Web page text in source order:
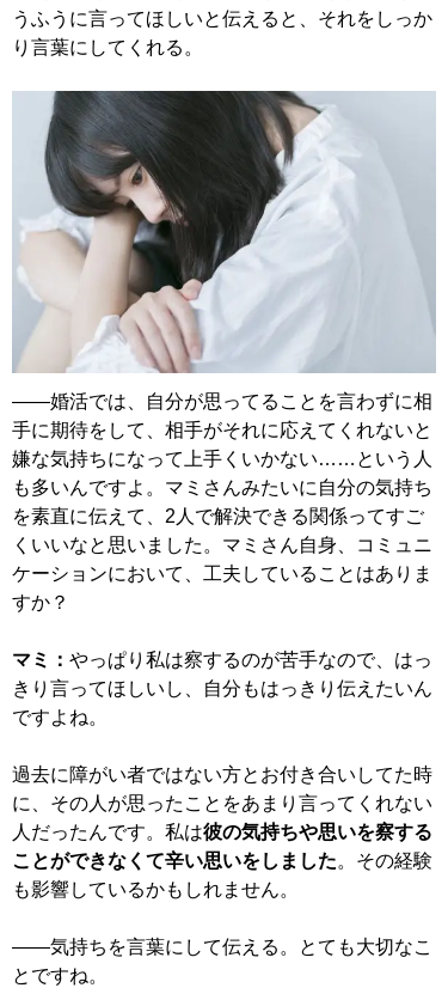
うふうに言ってほしいと伝えると、それをしっか
り言葉にしてくれる。
――婚活では、自分が思ってることを言わずに相
手に期待をして、相手がそれに応えてくれないと
嫌な気持ちになって上手くいかない……という人
も多いんですよ。マミさんみたいに自分の気持ち
を素直に伝えて、2人で解決できる関係ってすご
くいいなと思いました。マミさん自身、コミュニ
ケーションにおいて、工夫していることはありま
すか？
マミ： やっぱり私は察するのが苦手なので、はっ
きり言ってほしいし、自分もはっきり伝えたいん
ですよね。
過去に障がい者ではない方とお付き合いしてた時
に、その人が思ったことをあまり言ってくれない
人だったんです。私は彼の気持ちや思いを察する
ことができなくて辛い思いをしました。その経験
も影響しているかもしれません。
――気持ちを言葉にして伝える。とても大切なこ
とですね。